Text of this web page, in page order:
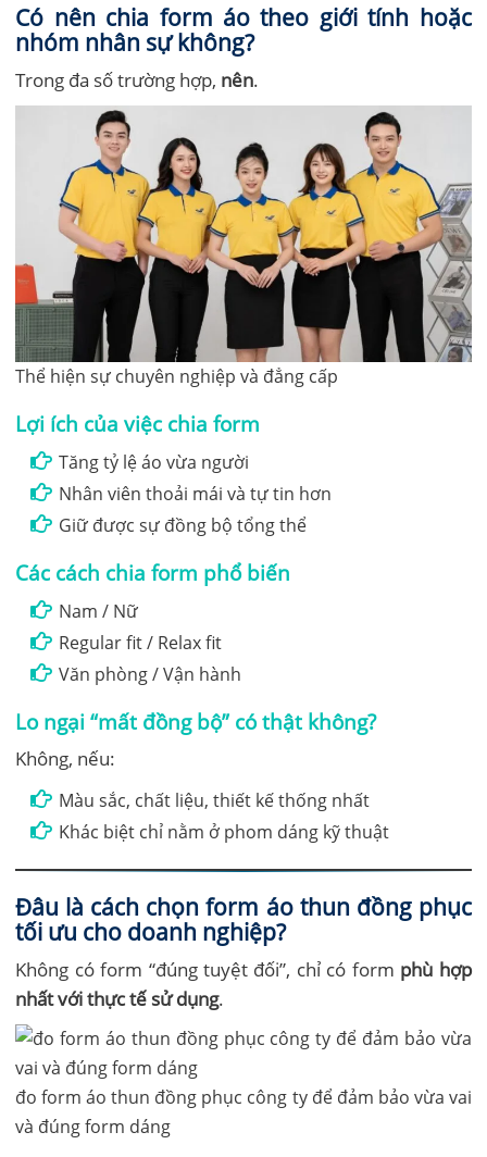
Có nên chia form áo theo giới tính hoặc
nhóm nhân sự không?
Trong đa số trường hợp, nên.
Thể hiện sự chuyên nghiệp và đẳng cấp
Lợi ích của việc chia form
Tăng tỷ lệ áo vừa người
Nhân viên thoải mái và tự tin hơn
Giữ được sự đồng bộ tổng thể
Các cách chia form phổ biến
Nam / Nữ
Regular fit / Relax fit
Văn phòng / Vận hành
Lo ngại “mất đồng bộ” có thật không?
Không, nếu:
Màu sắc, chất liệu, thiết kế thống nhất
Khác biệt chỉ nằm ở phom dáng kỹ thuật
Đâu là cách chọn form áo thun đồng phục
tối ưu cho doanh nghiệp?
Không có form “đúng tuyệt đối”, chỉ có form phù hợp
nhất với thực tế sử dụng.
đo form áo thun đồng phục công ty để đảm bảo vừa vai
và đúng form dáng